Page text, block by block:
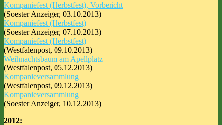
Kompaniefest (Herbstfest), Vorbericht
(Soester Anzeiger, 03.10.2013)
Kompaniefest (Herbstfest)
(Soester Anzeiger, 07.10.2013)
Kompaniefest (Herbstfest)
(Westfalenpost, 09.10.2013)
Weihnachtsbaum am Apellplatz
(Westfalenpost, 05.12.2013)
Kompanieversammlung
(Westfalenpost, 09.12.2013)
Kompanieversammlung
(Soester Anzeiger, 10.12.2013)
2012: